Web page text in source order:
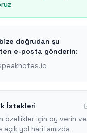
doğrudan şu
e-posta gönderin:
İstekleri
özellikler için oy verin ve
açık yol haritamızda